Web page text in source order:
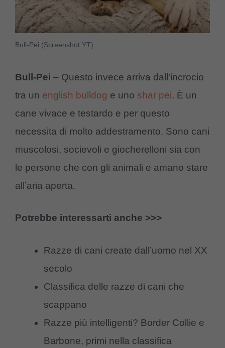
Bull-Pei (Screenshot YT)
Bull-Pei – Questo invece arriva dall’incrocio
tra un english bulldog e uno shar pei. È un
cane vivace e testardo e per questo
necessita di molto addestramento. Sono cani
muscolosi, socievoli e giocherelloni sia con
le persone che con gli animali e amano stare
all’aria aperta.
Potrebbe interessarti anche >>>
Razze di cani create dall’uomo nel XX
secolo
Classifica delle razze di cani che
scappano
Razze più intelligenti? Border Collie e
Barbone, primi nella classifica